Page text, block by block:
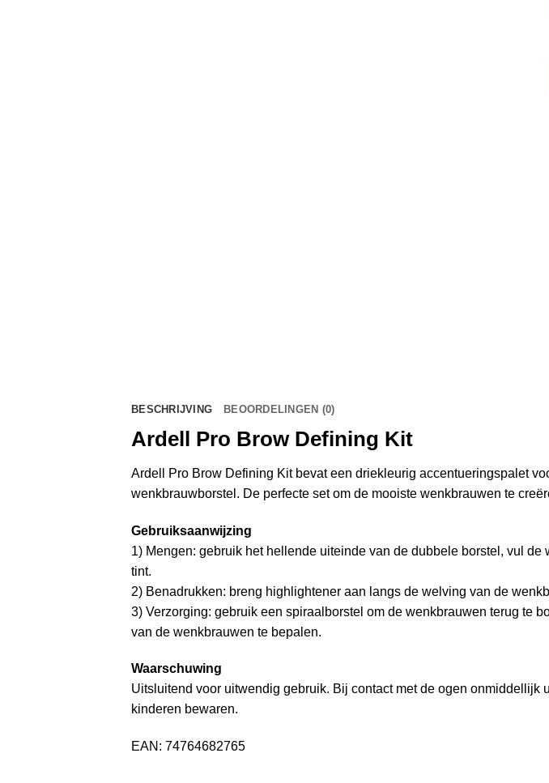
BESCHRIJVING BEOORDELINGEN (0)
Ardell Pro Brow Defining Kit
Ardell Pro Brow Defining Kit bevat een driekleurig accentueringspalet
wenkbrauwborstel. De perfecte set om de mooiste wenkbrauwen te
Gebruiksaanwijzing
1) Mengen: gebruik het hellende uiteinde van de dubbele borstel, vul
tint.
2) Benadrukken: breng highlightener aan langs de welving van de
3) Verzorging: gebruik een spiraalborstel om de wenkbrauwen terug te
van de wenkbrauwen te bepalen.
Waarschuwing
Uitsluitend voor uitwendig gebruik. Bij contact met de ogen
kinderen bewaren.
EAN: 74764682765